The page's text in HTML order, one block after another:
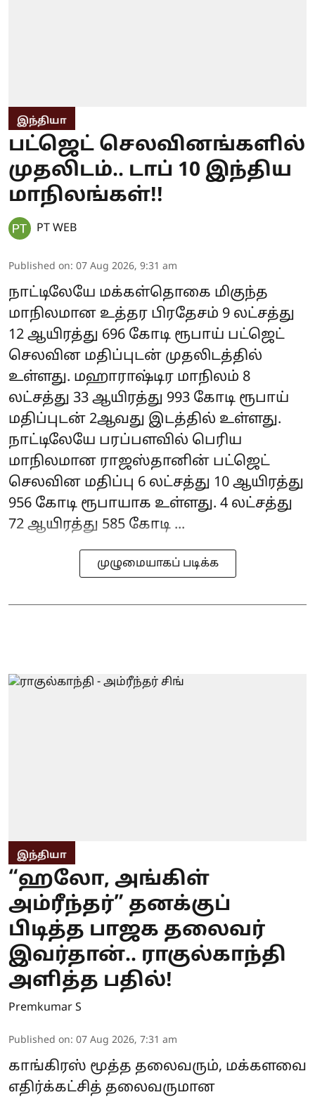
இந்தியா
பட்ஜெட் செலவினங்களில்
முதலிடம்.. டாப் 10 இந்திய
மாநிலங்கள்!!
PT WEB
Published on: 07 Aug 2026, 9:31 am
நாட்டிலேயே மக்கள்தொகை மிகுந்த
மாநிலமான உத்தர பிரதேசம் 9 லட்சத்து
12 ஆயிரத்து 696 கோடி ரூபாய் பட்ஜெட்
செலவின மதிப்புடன் முதலிடத்தில்
உள்ளது. மஹாராஷ்டிர மாநிலம் 8
லட்சத்து 33 ஆயிரத்து 993 கோடி ரூபாய்
மதிப்புடன் 2ஆவது இடத்தில் உள்ளது.
நாட்டிலேயே பரப்பளவில் பெரிய
மாநிலமான ராஜஸ்தானின் பட்ஜெட்
செலவின மதிப்பு 6 லட்சத்து 10 ஆயிரத்து
956 கோடி ரூபாயாக உள்ளது. 4 லட்சத்து
72 ஆயிரத்து 585 கோடி ...
முழுமையாகப் படிக்க
இந்தியா
“ஹலோ, அங்கிள்
அம்ரீந்தர்” தனக்குப்
பிடித்த பாஜக தலைவர்
இவர்தான்.. ராகுல்காந்தி
அளித்த பதில்!
Premkumar S
Published on: 07 Aug 2026, 7:31 am
காங்கிரஸ் மூத்த தலைவரும், மக்களவை
எதிர்க்கட்சித் தலைவருமான